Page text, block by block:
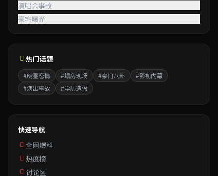
演唱会事故
豪宅曝光
热门话题
#明星恋情 #塌房现场 #豪门八卦
#影视内幕
#演出事故
#学历造假
快速导航
全网爆料
热度榜
讨论区